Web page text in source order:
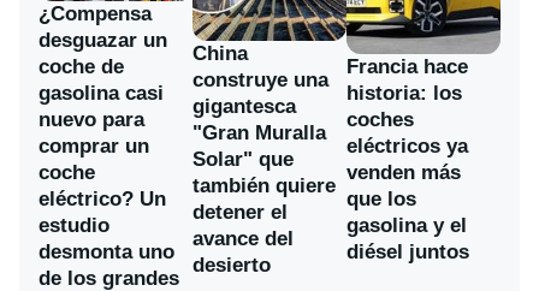
¿Compensa
desguazar un
coche de
gasolina casi
nuevo para
comprar un
coche
eléctrico? Un
estudio
desmonta uno
de los grandes
China
construye una
gigantesca
"Gran Muralla
Solar" que
también quiere
detener el
avance del
desierto
Francia hace
historia: los
coches
eléctricos ya
venden más
que los
gasolina y el
diésel juntos